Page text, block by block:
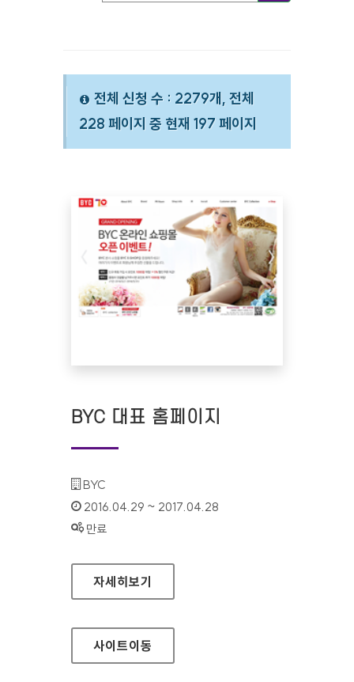
전체 신청 수 : 2279개, 전체
228 페이지 중 현재 197 페이지
BYC 대표 홈페이지
기관명 :
BYC
인증기간 :
2016.04.29 ~ 2017.04.28
상태 :
만료
BYC 대표 홈페이지
자세히보기
사이트이동